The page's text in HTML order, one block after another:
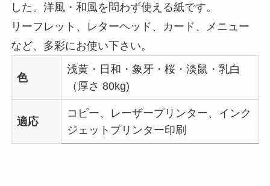
した。洋風・和風を問わず使える紙です。
リーフレット、レターヘッド、カード、メニュー
など、多彩にお使い下さい。
色
浅黄・日和・象牙・桜・淡鼠・乳白
（厚さ 80kg)
適応
コピー、レーザープリンター、インク
ジェットプリンター印刷